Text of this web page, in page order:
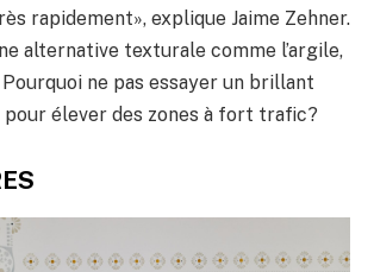
rapidement», explique Jaime Zehner.
alternative texturale comme l’argile,
ne pas essayer un brillant
pour élever des zones à fort trafic?